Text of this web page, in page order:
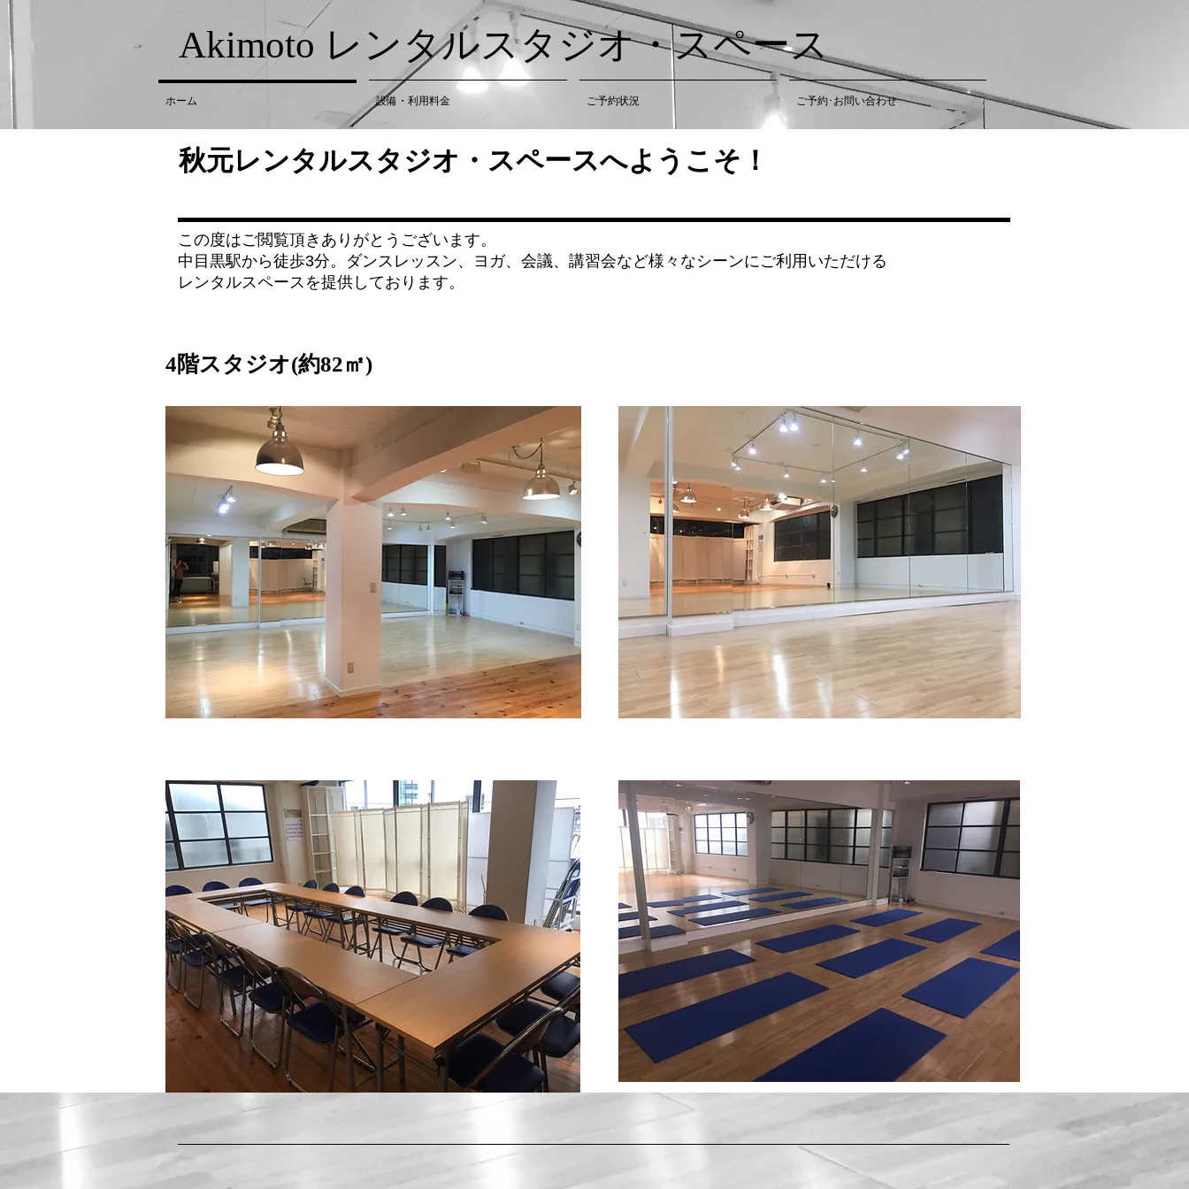
​Akimoto レンタルスタジオ・スペース
ホーム 設備・利用料金 ご予約状況 ご予約･お問い合わせ
​秋元レンタルスタジオ・スペースへようこそ！
この度はご閲覧頂きありがとうございます。
中目黒駅から徒歩3分。ダンスレッスン、ヨガ、会議、講習会など様々なシーンにご利用いただける
レンタルスペースを提供しております。
​4階スタジオ(約82㎡)